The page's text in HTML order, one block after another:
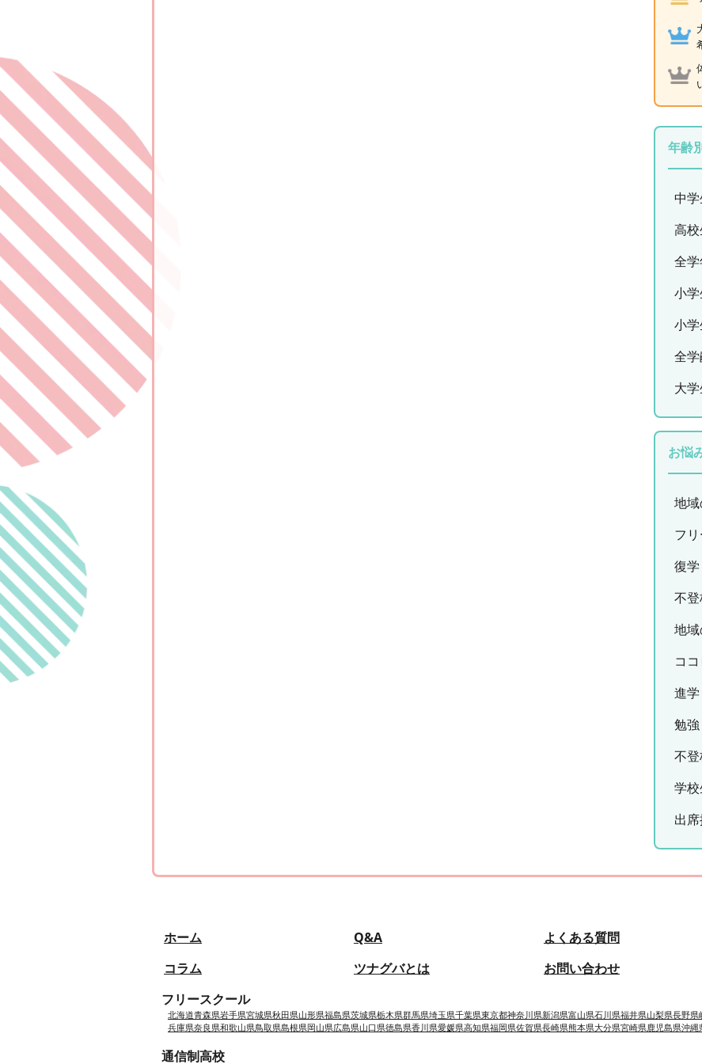
年齢
中
高
全
小
小
全
大
お悩
地
フ
復学
不
地
コ
進学
勉強
不
学
出
ホーム
コラム
Q&A
ツナグバとは
よくある質問
お問い合わせ
フリースクール
北海道青森県岩手県宮城県秋田県山形県福島県茨城県栃木県群馬県埼玉県千葉県東京都神奈川県新潟県富山県石川県福井県山梨県長野県
兵庫県奈良県和歌山県鳥取県島根県岡山県広島県山口県徳島県香川県愛媛県高知県福岡県佐賀県長崎県熊本県大分県宮崎県鹿児島県沖縄
通信制高校